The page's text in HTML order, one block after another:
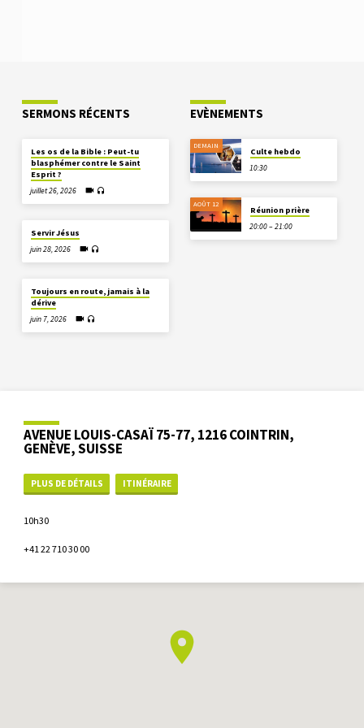
SERMONS RÉCENTS
Les os de la Bible : Peut-tu
blasphémer contre le Saint
Esprit ?
juillet 26, 2026
Servir Jésus
juin 28, 2026
Toujours en route, jamais à la
dérive
juin 7, 2026
EVÈNEMENTS
DEMAIN
Culte hebdo
10:30
AOÛT 12
Réunion prière
20:00 – 21:00
AVENUE LOUIS-CASAÏ 75-77, 1216 COINTRIN,
GENÈVE, SUISSE
PLUS DE DÉTAILS ITINÉRAIRE
10h30
+41 22 710 30 00